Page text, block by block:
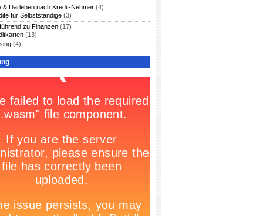
& Darlehen nach Kredit-Nehmer (4)
für Selbstständige (3)
zu Finanzen (17)
(13)
(4)